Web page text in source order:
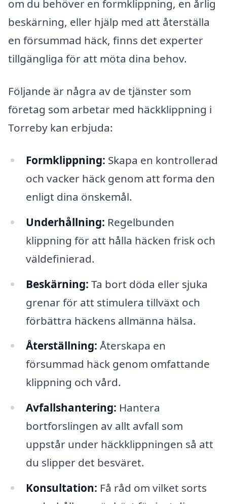
om du behöver en formklippning, en årlig
beskärning, eller hjälp med att återställa
en försummad häck, finns det experter
tillgängliga för att möta dina behov.
Följande är några av de tjänster som
företag som arbetar med häckklippning i
Torreby kan erbjuda:
Formklippning: Skapa en kontrollerad
och vacker häck genom att forma den
enligt dina önskemål.
Underhållning: Regelbunden
klippning för att hålla häcken frisk och
väldefinierad.
Beskärning: Ta bort döda eller sjuka
grenar för att stimulera tillväxt och
förbättra häckens allmänna hälsa.
Återställning: Återskapa en
försummad häck genom omfattande
klippning och vård.
Avfallshantering: Hantera
bortforslingen av allt avfall som
uppstår under häckklippningen så att
du slipper det besväret.
Konsultation: Få råd om vilket sorts